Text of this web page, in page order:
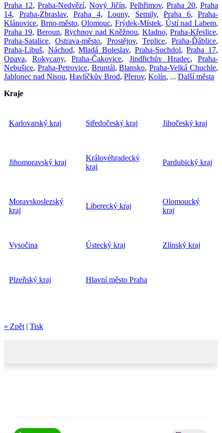
Praha 12,Praha-Nedvězí,Nový Jičín, Pelhřimov, Praha 20, Praha
14, Praha-Zbraslav, Praha 4, Louny, Semily, Praha 6, Praha-
Klánovice, Brno-město,Olomouc,Frýdek-Místek, Ústí nad Labem,
Praha 19, Beroun, Rychnov nad Kněžnou, Kladno, Praha-Křeslice,
Praha-Satalice,Ostrava-město, Prostějov, Teplice, Praha-Ďáblice,
Praha-Libuš, Náchod,Mladá Boleslav, Praha-Suchdol,Praha 17,
Opava,Rokycany,Praha-Čakovice, Jindřichův Hradec,Praha-
Nebušice, Praha-Petrovice, Bruntál,Blansko,Praha-Velká Chuchle,
Jablonec nad Nisou, Havlíčkův Brod, Přerov, Kolín, ... Další města
Kraje
Karlovarský kraj Středočeský kraj Jihočeský kraj
Jihomoravský kraj
Královéhradecký
kraj
Pardubický kraj
Moravskoslezský
kraj
Liberecký kraj
Olomoucký
kraj
Vysočina Ústecký kraj Zlínský kraj
Plzeňský kraj Hlavní město Praha
« Zpět | Tisk